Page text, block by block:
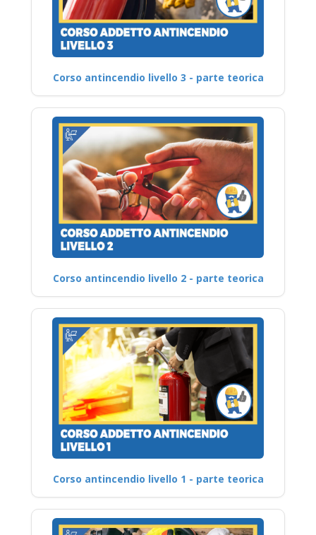
Corso antincendio livello 3 - parte teorica
Corso antincendio livello 2 - parte teorica
Corso antincendio livello 1 - parte teorica